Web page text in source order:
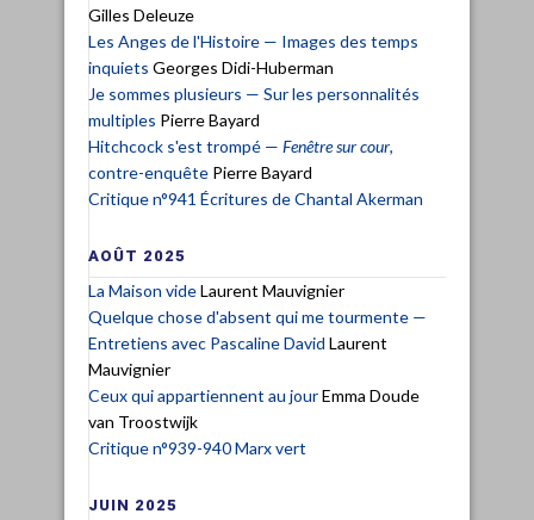
Gilles Deleuze
Les Anges de l'Histoire — Images des temps
inquiets Georges Didi-Huberman
Je sommes plusieurs — Sur les personnalités
multiples Pierre Bayard
Hitchcock s'est trompé — Fenêtre sur cour,
contre-enquête Pierre Bayard
Critique n°941 Écritures de Chantal Akerman
AOÛT 2025
La Maison videLaurent Mauvignier
Quelque chose d'absent qui me tourmente —
Entretiens avec Pascaline David Laurent
Mauvignier
Ceux qui appartiennent au jourEmma Doude
van Troostwijk
Critique n°939-940 Marx vert
JUIN 2025